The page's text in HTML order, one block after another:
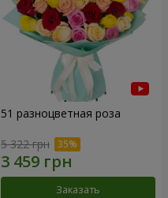
51 разноцветная роза
5 322 грн
Заказать